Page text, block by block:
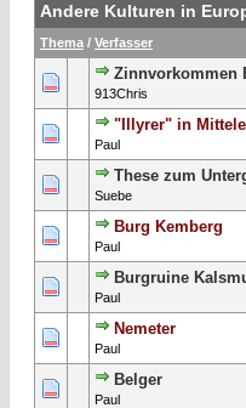
Andere Kulturen in
Thema / Verfasser
Zinnvorkommen
913Chris
0
"Illyrer" in
Paul
0
These zum
Suebe
0
Burg Kemberg
Paul
0
Burgruine
Paul
0
Nemeter
Paul
0
Belger
Paul
0